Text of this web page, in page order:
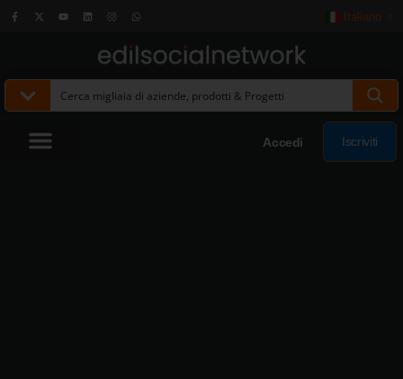
Italiano
Accedi Iscriviti